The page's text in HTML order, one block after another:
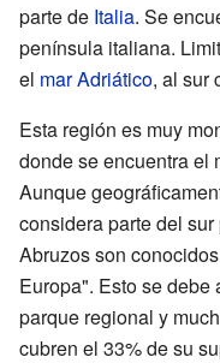
parte de Italia. Se
península italiana.
el mar Adriático, al sur
Esta región es muy
donde se encuentra el
Aunque
considera parte del
Abruzos son
Europa". Esto se debe
parque regional y
cubren el 33% de su